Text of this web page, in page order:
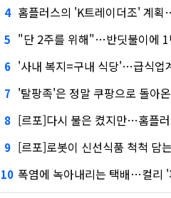
4 홈플러스의 'K트레이더조' 계획…성공
5 "단 2주를 위해"…반딧불이에 1년을 거는 에
6 '사내 복지=구내 식당'…급식업계, 차별화
7 '탈팡족'은 정말 쿠팡으로 돌아
8 [르포]다시 불은 켰지만…홈플러스, 정상
9 [르포]로봇이 신선식품 척척 담는다…롯데마
10 폭염에 녹아내리는 택배…컬리 '퍼플박